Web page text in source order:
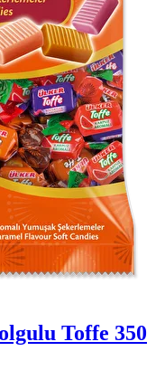
Toffe 350